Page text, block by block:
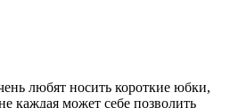
любят носить короткие юбки,
каждая может себе позволить